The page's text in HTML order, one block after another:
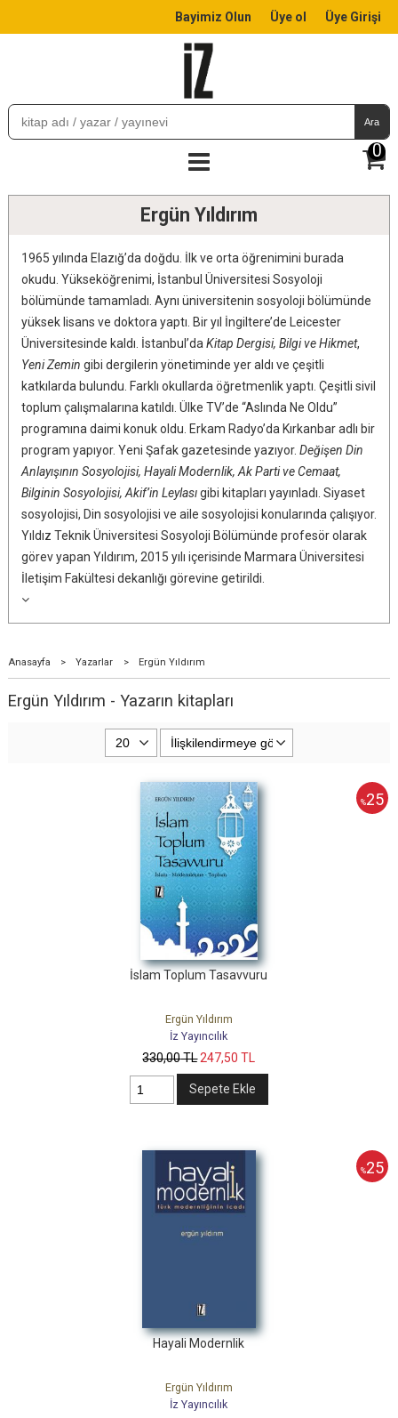
Bayimiz Olun Üye ol Üye Girişi
Ara
0
Ergün Yıldırım
1965 yılında Elazığ’da doğdu. İlk ve orta öğrenimini burada
okudu. Yükseköğrenimi, İstanbul Üniversitesi Sosyoloji
bölümünde tamamladı. Aynı üniversitenin sosyoloji bölümünde
yüksek lisans ve doktora yaptı. Bir yıl İngiltere’de Leicester
Üniversitesinde kaldı. İstanbul’da Kitap Dergisi, Bilgi ve Hikmet,
Yeni Zemin gibi dergilerin yönetiminde yer aldı ve çeşitli
katkılarda bulundu. Farklı okullarda öğretmenlik yaptı. Çeşitli sivil
toplum çalışmalarına katıldı. Ülke TV’de “Aslında Ne Oldu”
programına daimi konuk oldu. Erkam Radyo’da Kırkanbar adlı bir
program yapıyor. Yeni Şafak gazetesinde yazıyor. Değişen Din
Anlayışının Sosyolojisi, Hayali Modernlik, Ak Parti ve Cemaat,
Bilginin Sosyolojisi, Akif’in Leylasıgibi kitapları yayınladı. Siyaset
sosyolojisi, Din sosyolojisi ve aile sosyolojisi konularında çalışıyor.
Yıldız Teknik Üniversitesi Sosyoloji Bölümünde profesör olarak
görev yapan Yıldırım, 2015 yılı içerisinde Marmara Üniversitesi
İletişim Fakültesi dekanlığı görevine getirildi.
Anasayfa > Yazarlar > Ergün Yıldırım
Ergün Yıldırım - Yazarın kitapları
%25
İslam Toplum Tasavvuru
Ergün Yıldırım
İz Yayıncılık
330,00TL247,50 TL
Sepete Ekle
%25
Hayali Modernlik
Ergün Yıldırım
İz Yayıncılık